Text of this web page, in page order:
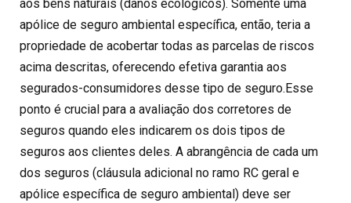
aos bens naturais (danos ecológicos). Somente uma
apólice de seguro ambiental específica, então, teria a
propriedade de acobertar todas as parcelas de riscos
acima descritas, oferecendo efetiva garantia aos
segurados-consumidores desse tipo de seguro.Esse
ponto é crucial para a avaliação dos corretores de
seguros quando eles indicarem os dois tipos de
seguros aos clientes deles. A abrangência de cada um
dos seguros (cláusula adicional no ramo RC geral e
apólice específica de seguro ambiental) deve ser